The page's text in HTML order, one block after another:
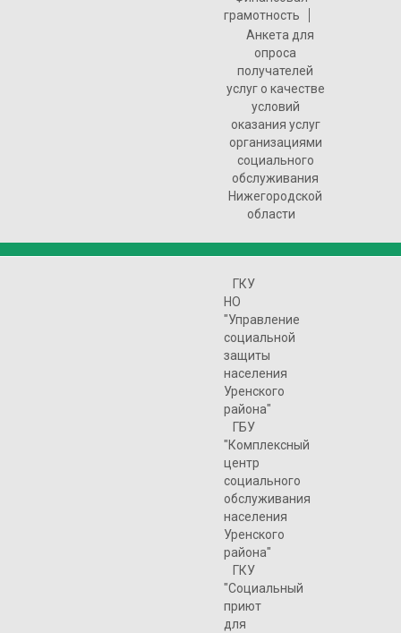
грамотность
Анкета для
опроса
получателей
услуг о качестве
условий
оказания услуг
организациями
социального
обслуживания
Нижегородской
области
ГКУ
НО
"Управление
социальной
защиты
населения
Уренского
района"
ГБУ
"Комплексный
центр
социального
обслуживания
населения
Уренского
района"
ГКУ
"Социальный
приют
для